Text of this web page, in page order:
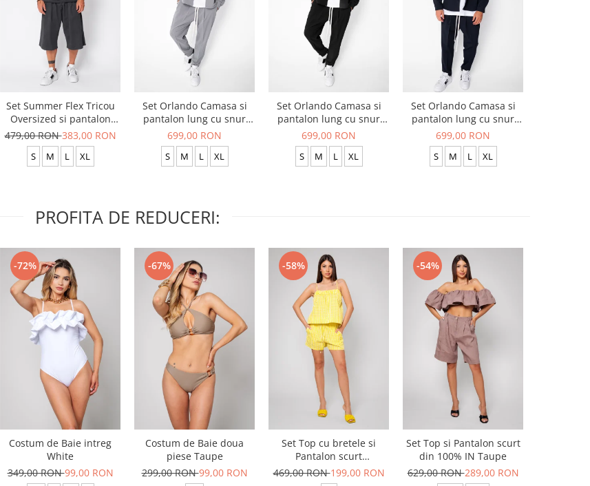
Set Summer Flex Tricou
Oversized si pantalon
scurt Baggy Grey
Anthracite
479,00 RON383,00 RON
S M L XL
Set Orlando Camasa si
pantalon lung cu snur
Premium Grey
699,00 RON
S M L XL
Set Orlando Camasa si
pantalon lung cu snur
Premium Black
699,00 RON
S M L XL
Set Orlando Camasa si
pantalon lung cu snur
Premium Navy
699,00 RON
S M L XL
PROFITA DE REDUCERI:
-72%
Costum de Baie intreg
White
349,00 RON99,00 RON
-67%
Costum de Baie doua
piese Taupe
299,00 RON99,00 RON
-58%
Set Top cu bretele si
Pantalon scurt
Yellow/White
469,00 RON199,00 RON
-54%
Set Top si Pantalon scurt
din 100% IN Taupe
629,00 RON289,00 RON